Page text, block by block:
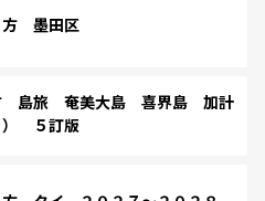
方 墨田区
島旅 奄美大島 喜界島 加計
） ５訂版